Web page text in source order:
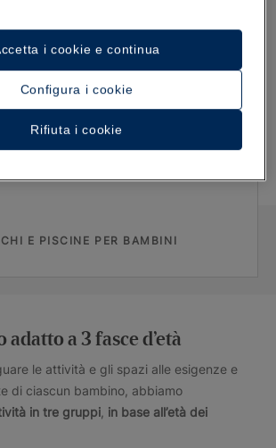
E PISCINE PER BAMBINI
a 3 fasce d’età
le attività e gli spazi alle esigenze e
di ciascun bambino, abbiamo
in tre gruppi in base all’età dei
Configura i cookie
Rifiuta i cookie
i cookie e continua